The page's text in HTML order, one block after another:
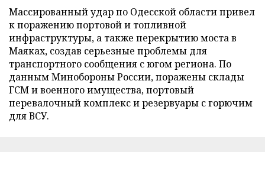
Массированный удар по Одесской области привел
к поражению портовой и топливной
инфраструктуры, а также перекрытию моста в
Маяках, создав серьезные проблемы для
транспортного сообщения с югом региона. По
данным Минобороны России, поражены склады
ГСМ и военного имущества, портовый
перевалочный комплекс и резервуары с горючим
для ВСУ.